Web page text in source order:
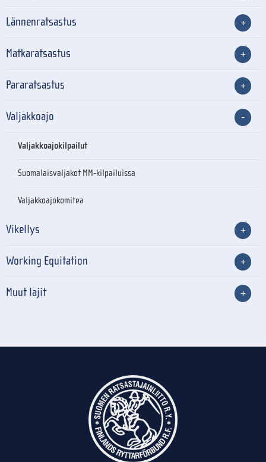
Lännenratsastus
Matkaratsastus
Pararatsastus
Valjakkoajo
Valjakkoajokilpailut
Suomalaisvaljakot MM-kilpailuissa
Valjakkoajokomitea
Vikellys
Working Equitation
Muut lajit